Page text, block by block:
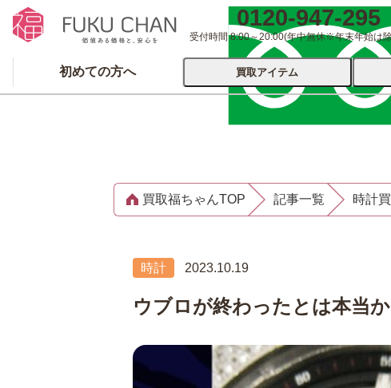
0120-947-295
受付時間 8:00～20:00(年中無休※年末年始は
初めての方へ 買取アイテム
ブランド
品
買取福ちゃんTOP 記事一覧 時計
時計 2023.10.19
ウブロが終わったとは本当